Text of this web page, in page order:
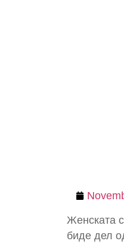
Женската
биде дел